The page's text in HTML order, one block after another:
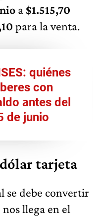
a $1.515,70
para la venta.
quiénes
con
antes del
de junio
tarjeta
se debe convertir
llega en el